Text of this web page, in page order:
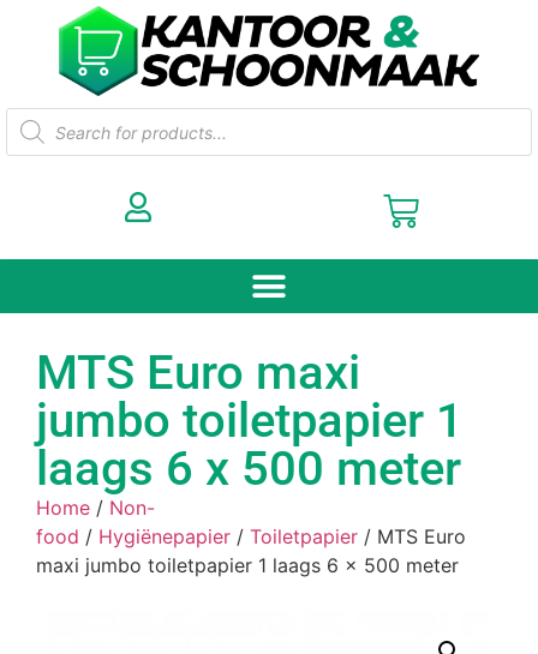
MTS Euro maxi
jumbo toiletpapier 1
laags 6 x 500 meter
Home / Non-
food / Hygiënepapier / Toiletpapier / MTS Euro
maxi jumbo toiletpapier 1 laags 6 x 500 meter